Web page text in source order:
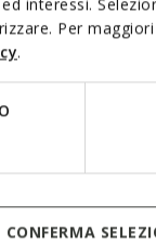
interessi.
Per
.
CONFERMA
dit